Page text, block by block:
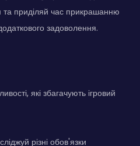
та приділяй час прикрашанню
задоволення.
які збагачують ігровий
різні обов'язки